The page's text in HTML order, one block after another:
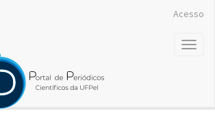
Acesso